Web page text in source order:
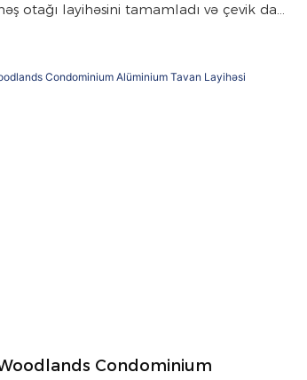
otağı layihəsini tamamladı və çevik dam
Condominium